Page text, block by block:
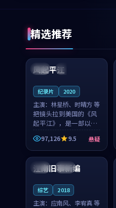
精选推荐
美国 完结
99:07
风起平江
纪录片 2020
主演： 林星桥、时晴方 等
把镜头拉到美国的《风
起平江》，是一部以时
光记忆为底色的悬疑作
品。林星桥和时晴方贡
献了2020年颇受关注的
合作演出，影片在情感
层次与现实质感之间
97,126 9.5 悬疑
日本 院线
江南旧事新编
综艺 2018
主演： 应南风、李宥真 等